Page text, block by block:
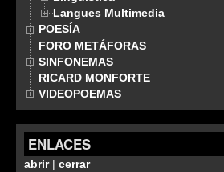
Langues Multimedia
POESÍA
FORO METÁFORAS
SINFONEMAS
RICARD MONFORTE
VIDEOPOEMAS
ENLACES
abrir| cerrar